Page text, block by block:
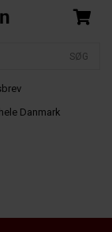
Danmark